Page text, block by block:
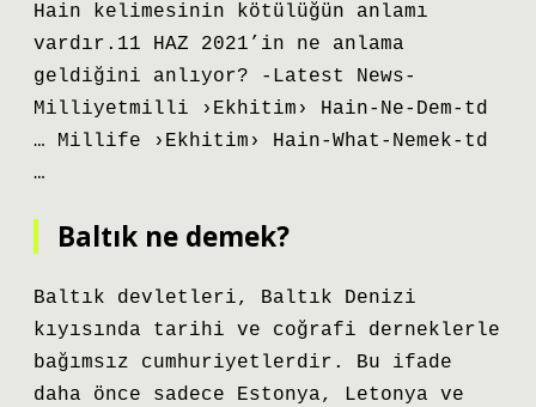
Hain kelimesinin kötülüğün anlamı
vardır.11 HAZ 2021’in ne anlama
geldiğini anlıyor? -Latest News-
Milliyetmilli ›Ekhitim› Hain-Ne-Dem-td
… Millife ›Ekhitim› Hain-What-Nemek-td
…
Baltık ne demek?
Baltık devletleri, Baltık Denizi
kıyısında tarihi ve coğrafi derneklerle
bağımsız cumhuriyetlerdir. Bu ifade
daha önce sadece Estonya, Letonya ve